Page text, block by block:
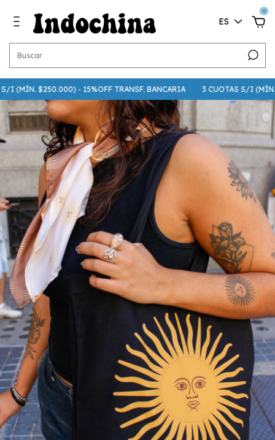
ES
0
$250.000) - 15%OFF TRANSF. BANCARIA 3 CUOTAS S/I (MÍN.